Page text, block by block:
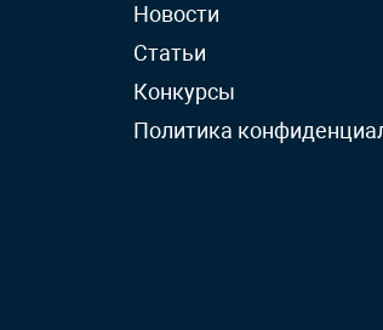
Новости
Статьи
Конкурсы
Политика